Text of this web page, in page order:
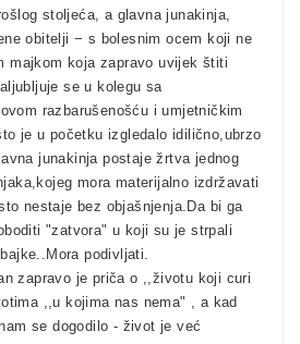
stoljeća, a glavna junakinja,
obitelji − s bolesnim ocem koji ne
majkom koja zapravo uvijek štiti
se u kolegu sa
razbarušenošću i umjetničkim
je u početku izgledalo idilično,ubrzo
junakinja postaje žrtva jednog
mora materijalno izdržavati
nestaje bez objašnjenja.Da bi ga
"zatvora" u koji su je strpali
podivljati.
zapravo je priča o ,,životu koji curi
,,u kojima nas nema" , a kad
se dogodilo - život je već